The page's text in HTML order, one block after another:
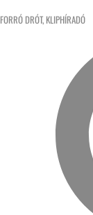
FORRÓ DRÓT, KLIPHÍRADÓ